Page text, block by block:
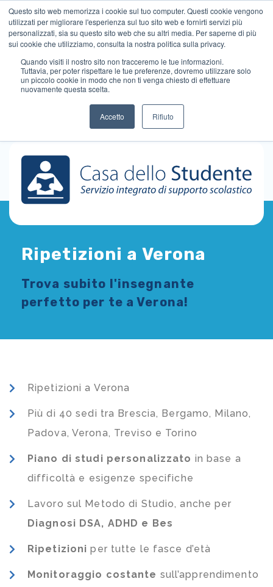
Questo sito web memorizza i cookie sul tuo computer. Questi cookie vengono
utilizzati per migliorare l'esperienza sul tuo sito web e fornirti servizi più
personalizzati, sia su questo sito web che su altri media. Per saperne di più
sui cookie che utilizziamo, consulta la nostra politica sulla privacy.
Quando visiti il ​​nostro sito non tracceremo le tue informazioni.
Tuttavia, per poter rispettare le tue preferenze, dovremo utilizzare solo
un piccolo cookie in modo che non ti venga chiesto di effettuare
nuovamente questa scelta.
Accetto Rifiuto
Ripetizioni a Verona
Trova subito l'insegnante
perfetto per te a Verona!
Ripetizioni a Verona
Più di 40 sedi tra Brescia, Bergamo, Milano,
Padova, Verona, Treviso e Torino
Piano di studi personalizzato in base a
difficoltà e esigenze specifiche
Lavoro sul Metodo di Studio, anche per
Diagnosi DSA, ADHD e Bes
Ripetizioni per tutte le fasce d’età
Monitoraggio costante sull’apprendimento